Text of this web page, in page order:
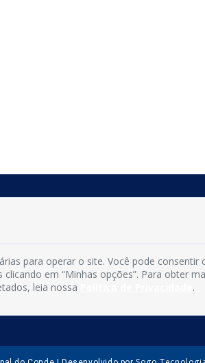
LOC RODOVIA PB 018, SN, Centro, Conde, PB,
(83) 3618-0548
gabinetedaprefeita@conde.pb.gov.br
para operar o site. Você pode consentir
em “Minhas opções”. Para obter
leia nossa
.